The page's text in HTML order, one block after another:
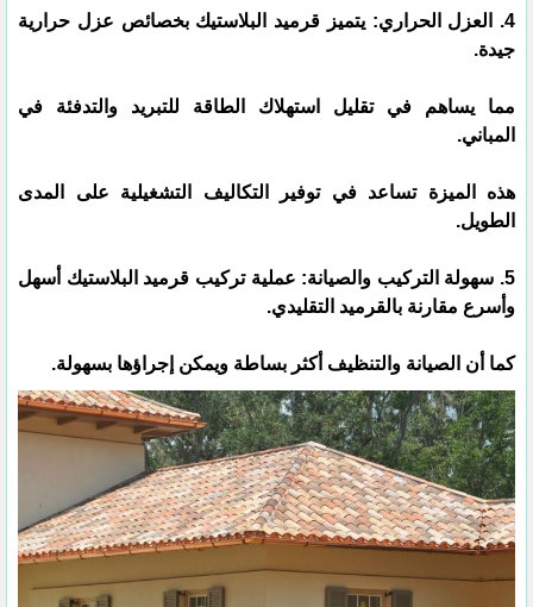
4. العزل الحراري: يتميز قرميد البلاستيك بخصائص عزل حرارية
جيدة.
مما يساهم في تقليل استهلاك الطاقة للتبريد والتدفئة في
المباني.
هذه الميزة تساعد في توفير التكاليف التشغيلية على المدى
الطويل.
5. سهولة التركيب والصيانة: عملية تركيب قرميد البلاستيك أسهل
وأسرع مقارنة بالقرميد التقليدي.
كما أن الصيانة والتنظيف أكثر بساطة ويمكن إجراؤها بسهولة.